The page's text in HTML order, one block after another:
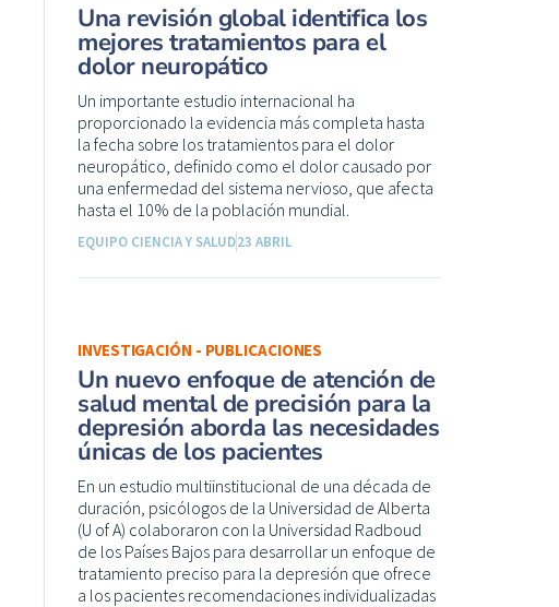
Una revisión global identifica los
mejores tratamientos para el
dolor neuropático
Un importante estudio internacional ha
proporcionado la evidencia más completa hasta
la fecha sobre los tratamientos para el dolor
neuropático, definido como el dolor causado por
una enfermedad del sistema nervioso, que afecta
hasta el 10% de la población mundial.
EQUIPO CIENCIA Y SALUD23 ABRIL
INVESTIGACIÓN - PUBLICACIONES
Un nuevo enfoque de atención de
salud mental de precisión para la
depresión aborda las necesidades
únicas de los pacientes
En un estudio multiinstitucional de una década de
duración, psicólogos de la Universidad de Alberta
(U of A) colaboraron con la Universidad Radboud
de los Países Bajos para desarrollar un enfoque de
tratamiento preciso para la depresión que ofrece
a los pacientes recomendaciones individualizadas